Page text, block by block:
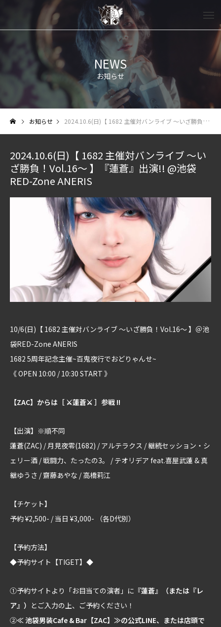
NEWS
お知らせ
お知らせ 2024.10.6(日)【 1682 主催対バンライブ ～いざ勝負！Vol.16～ 】『蓮蒼』出演!! @池袋RED-Zone ANERIS
2024.10.6(日)【 1682 主催対バンライブ ～い
ざ勝負！Vol.16～ 】『蓮蒼』出演!! @池袋
RED-Zone ANERIS
10/6(日)【 1682 主催対バンライブ ～いざ勝負！Vol.16～ 】＠池
袋RED-Zone ANERIS
1682 5周年記念主催~百鬼夜行でおどりゃんせ~
《 OPEN 10:00 / 10:30 START 》
【ZAC】からは［ ⚔蓮蒼⚔ ］参戦 !!
【出演】※順不同
蓮蒼(ZAC) / 月見夜零(1682) / アルテラクス / 継続セッション・シ
ェリー酒 / 戦闘力、たったの3。 / テオリデア feat.喜屋武蓮 & 真
継ゆうさ / 齋藤あやな / 高橋莉江
【チケット】
予約 ¥2,500- / 当日 ¥3,000- （各D代別）
【予約方法】
◆予約サイト【TIGET】◆
①予約サイトより「お目当ての演者」に 『蓮蒼』（または『レ
ア』） とご入力の上、ご予約ください！
②≪ 池袋男装Cafe & Bar【ZAC】≫の公式LINE、または店頭で